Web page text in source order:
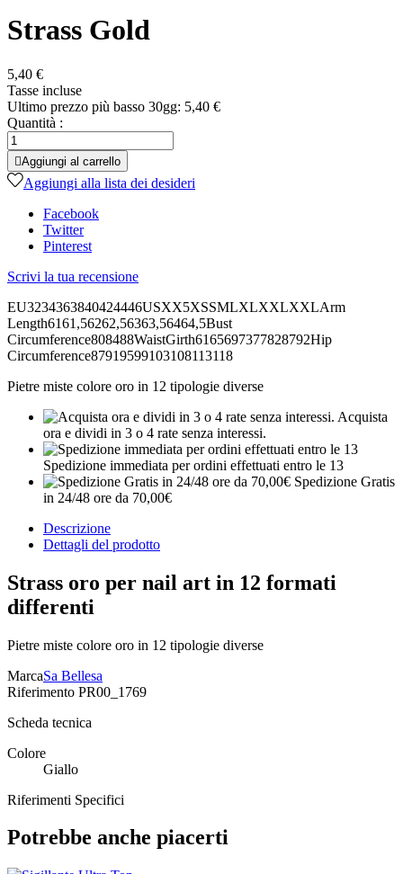
Strass Gold
5,40 €
Tasse incluse
Ultimo prezzo più basso 30gg: 5,40 €
Quantità :
Aggiungi al carrello
Aggiungi alla lista dei desideri
Facebook
Twitter
Pinterest
Scrivi la tua recensione
EU3234363840424446USXX5XSSMLXLXXLXXLArm
Length6161,56262,56363,56464,5Bust
Circumference808488WaistGirth6165697377828792Hip
Circumference87919599103108113118
Pietre miste colore oro in 12 tipologie diverse
Acquista
ora e dividi in 3 o 4 rate senza interessi.
Spedizione immediata per ordini effettuati entro le 13
Spedizione Gratis
in 24/48 ore da 70,00€
Descrizione
Dettagli del prodotto
Strass oro per nail art in 12 formati
differenti
Pietre miste colore oro in 12 tipologie diverse
MarcaSa Bellesa
Riferimento PR00_1769
Scheda tecnica
Colore
Giallo
Riferimenti Specifici
Potrebbe anche piacerti